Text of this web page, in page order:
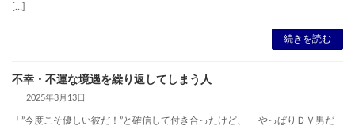
[…]
続きを読む
不幸・不運な境遇を繰り返してしまう人
2025年3月13日
「”今度こそ優しい彼だ！”と確信して付き合ったけど、 やっぱりＤＶ男だ